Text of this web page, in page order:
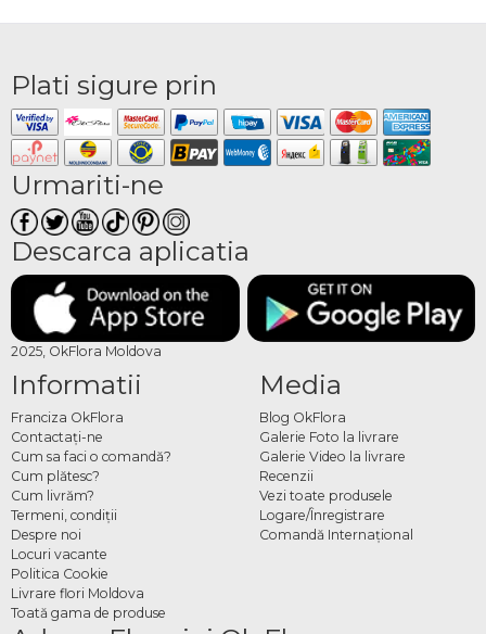
Plati sigure prin
Urmariti-ne
Descarca aplicatia
2025, OkFlora Moldova
Informatii
Franciza OkFlora
Contactaţi-ne
Cum sa faci o comandă?
Cum plătesc?
Cum livrăm?
Termeni, condiţii
Despre noi
Locuri vacante
Politica Cookie
Livrare flori Moldova
Toată gama de produse
Media
Blog OkFlora
Galerie Foto la livrare
Galerie Video la livrare
Recenzii
Vezi toate produsele
Logare/Înregistrare
Comandă Internațional